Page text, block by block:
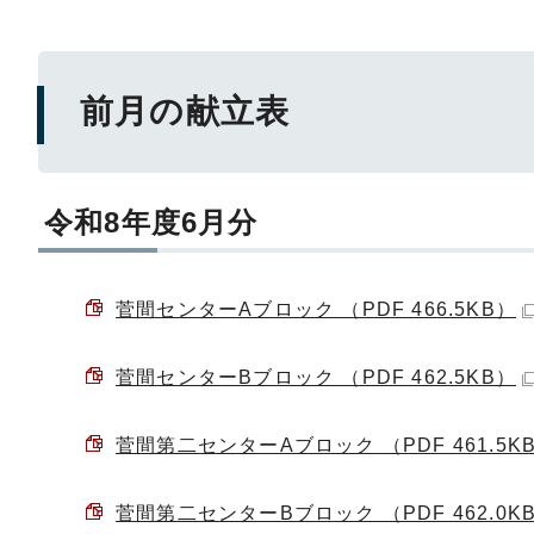
前月の献立表
令和8年度6月分
菅間センターAブロック （PDF 466.5KB）
菅間センターBブロック （PDF 462.5KB）
菅間第二センターAブロック （PDF 461.5KB
菅間第二センターBブロック （PDF 462.0KB